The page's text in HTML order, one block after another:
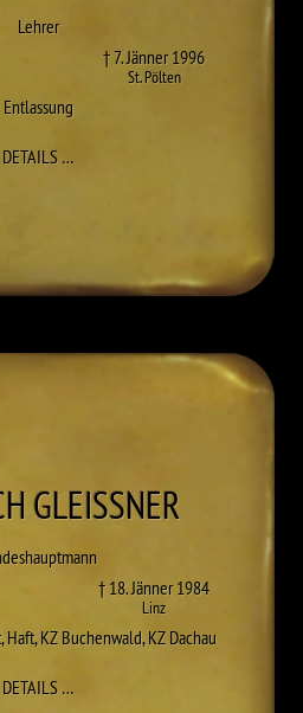
Lehrer
† 7. Jänner 1996
St. Pölten
Entlassung
DETAILS…ZU LEOPOLD GARTNER
GLEISSNER
† 18. Jänner 1984
Linz
,Haft,KZ Buchenwald,KZ Dachau
DETAILS…ZU HEINRICH GLEISSNER